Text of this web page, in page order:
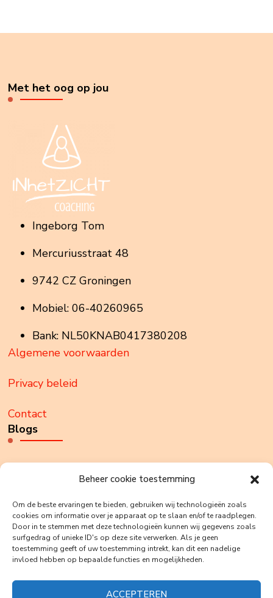
Beheer cookie toestemming
Om de beste ervaringen te bieden, gebruiken wij technologieën zoals
cookies om informatie over je apparaat op te slaan en/of te raadplegen.
Door in te stemmen met deze technologieën kunnen wij gegevens zoals
surfgedrag of unieke ID's op deze site verwerken. Als je geen
toestemming geeft of uw toestemming intrekt, kan dit een nadelige
invloed hebben op bepaalde functies en mogelijkheden.
ACCEPTEREN
Met het oog op jou
Ingeborg Tom
Mercuriusstraat 48
9742 CZ Groningen
Mobiel: 06-40260965
Bank: NL50KNAB0417380208
Algemene voorwaarden
Privacy beleid
Contact
Blogs
Anders prikkelen.
Echo’s
Who holds tomorrow?